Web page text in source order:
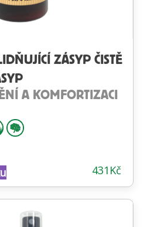
ZÁSYP ČISTĚ
A KOMFORTIZACI
431 Kč